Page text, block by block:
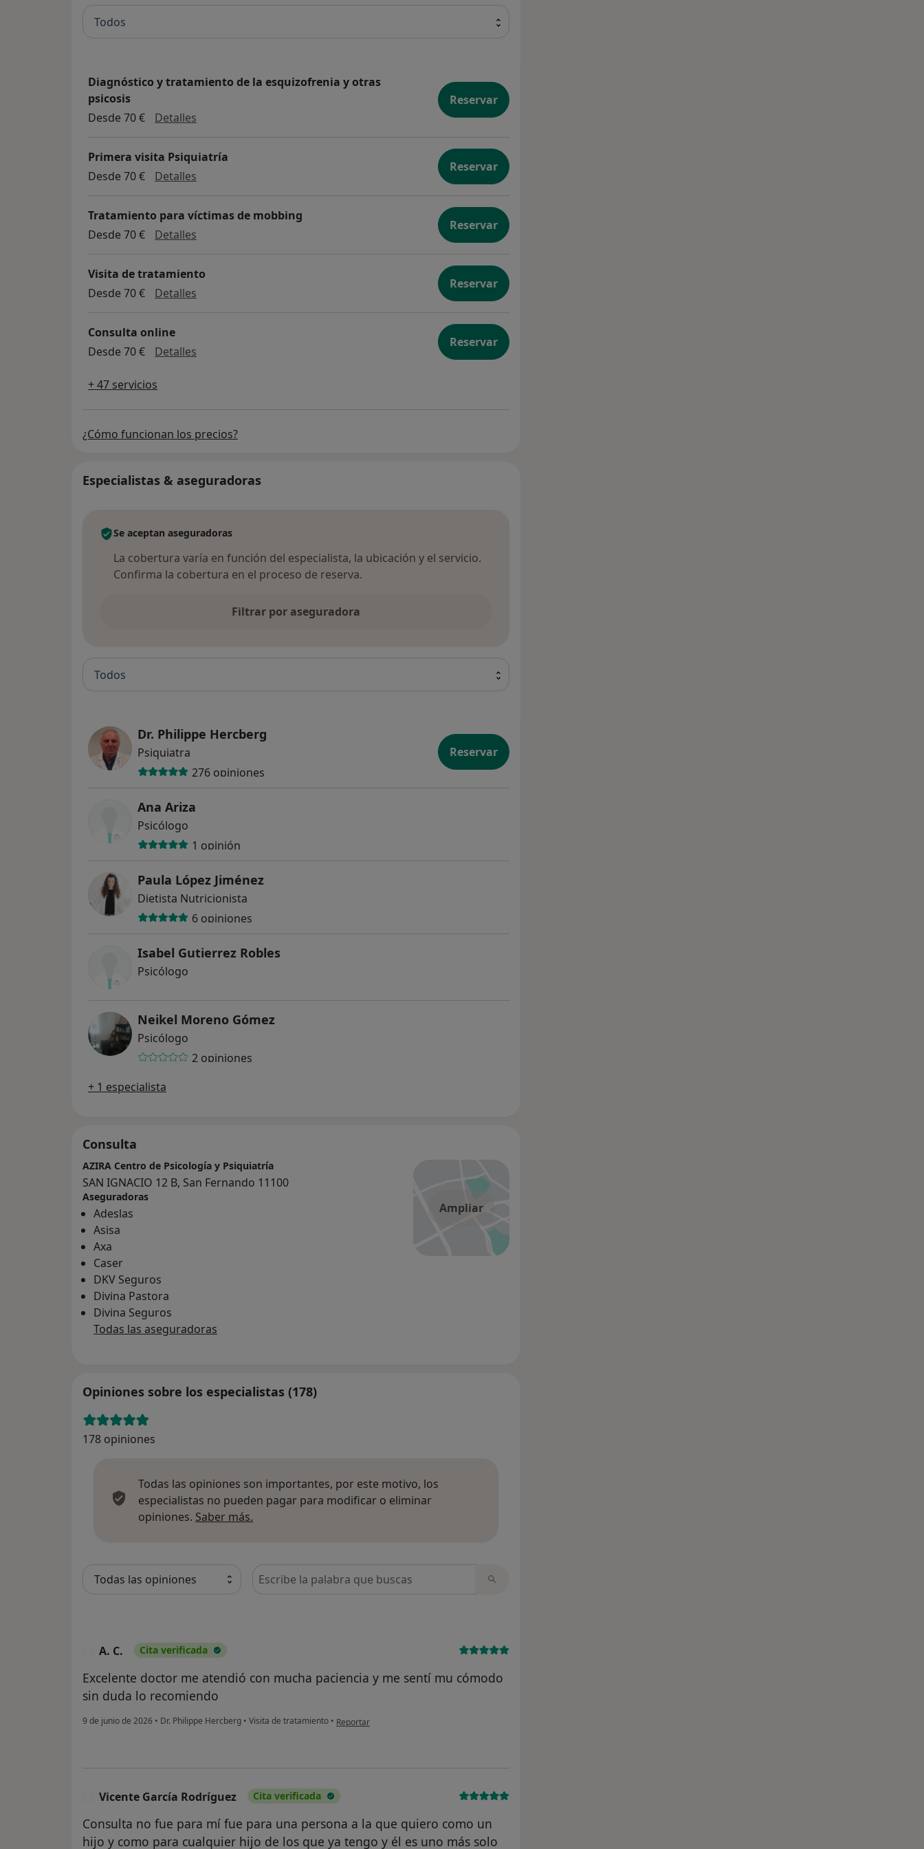
Todos
Diagnóstico y tratamiento de la esquizofrenia y otras
psicosis
Desde 70 €
Detalles Diagnóstico y tratamiento de la esquizofrenia y otras psicosis
Reservar
Primera visita Psiquiatría
Desde 70 €
Detalles
Reservar
Tratamiento para víctimas de mobbing
Desde 70 €
Detalles
Reservar
Visita de tratamiento
Desde 70 €
Detalles
Reservar
Consulta online
Desde 70 €
Detalles
Reservar
+ 47 servicios
¿Cómo funcionan los precios?
Especialistas & aseguradoras
Se aceptan aseguradoras
La cobertura varía en función del especialista, la ubicación y el servicio.
Confirma la cobertura en el proceso de reserva.
Filtrar por aseguradora
Todos
Dr. Philippe Hercberg
Psiquiatra
276 opiniones
Reservar
Ana Ariza
Psicólogo
1 opinión
Paula López Jiménez
Dietista Nutricionista
6 opiniones
Isabel Gutierrez Robles
Psicólogo
Neikel Moreno Gómez
Psicólogo
2 opiniones
+ 1 especialista
Consulta
Ampliar
AZIRA Centro de Psicología y Psiquiatría
SAN IGNACIO 12 B, San Fernando 11100
Aseguradoras
Adeslas
Asisa
Axa
Caser
DKV Seguros
Divina Pastora
Divina Seguros
Todas las aseguradoras
Opiniones sobre los especialistas (178)
178 opiniones
Todas las opiniones son importantes, por este motivo, los
especialistas no pueden pagar para modificar o eliminar
opiniones. Saber más.
Busca en opiniones
A. C. Cita verificada
Excelente doctor me atendió con mucha paciencia y me sentí mu cómodo
sin duda lo recomiendo
9 de junio de 2026 • Dr. Philippe Hercberg • Visita de tratamiento • en opinión del usuario A. C.
Reportar
Vicente García Rodríguez Cita verificada
Consulta no fue para mí fue para una persona a la que quiero como un
hijo y como para cualquier hijo de los que ya tengo y él es uno más solo